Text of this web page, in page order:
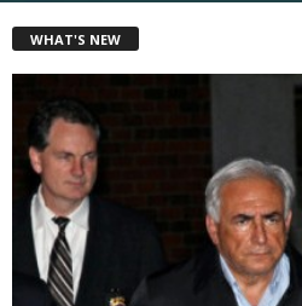
WHAT'S NEW